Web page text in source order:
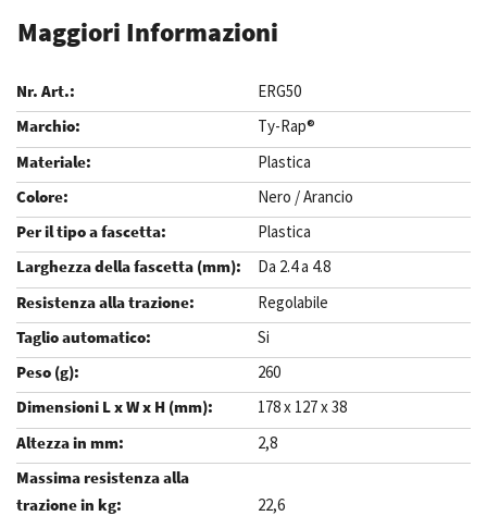
Maggiori Informazioni
ERG50
Ty-Rap®
Plastica
Nero / Arancio
Plastica
Da 2.4 a 4.8
Regolabile
Si
260
178 x 127 x 38
2,8
22,6